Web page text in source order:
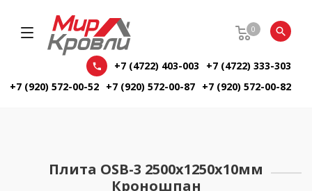
0
+7 (4722) 403-003
+7 (4722) 333-303
+7 (920) 572-00-52 +7 (920) 572-00-87 +7 (920) 572-00-82
Плита OSB-3 2500х1250х10мм
Кроношпан